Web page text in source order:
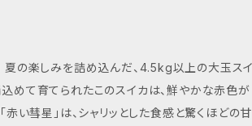
めて育てられたこのスイカは、鮮やかな赤色が